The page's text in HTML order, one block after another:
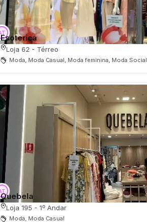
Esoterica
Loja 62 - Térreo
Moda, Moda Casual, Moda feminina, Moda Social
Quebela
Loja 195 - 1º Andar
Moda, Moda Casual